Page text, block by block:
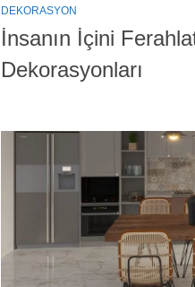
DEKORASYON
İnsanın İçini
Dekorasyonları